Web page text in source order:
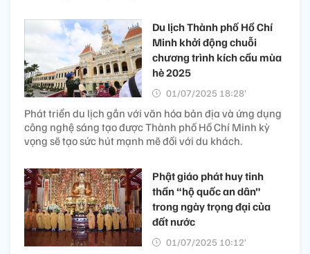
Du lịch Thành phố Hồ Chí
Minh khởi động chuỗi
chương trình kích cầu mùa
hè 2025
01/07/2025 18:28’
Phát triển du lịch gắn với văn hóa bản địa và ứng dụng
công nghệ sáng tạo được Thành phố Hồ Chí Minh kỳ
vọng sẽ tạo sức hút mạnh mẽ đối với du khách.
Phật giáo phát huy tinh
thần “hộ quốc an dân”
trong ngày trọng đại của
đất nước
01/07/2025 10:12’